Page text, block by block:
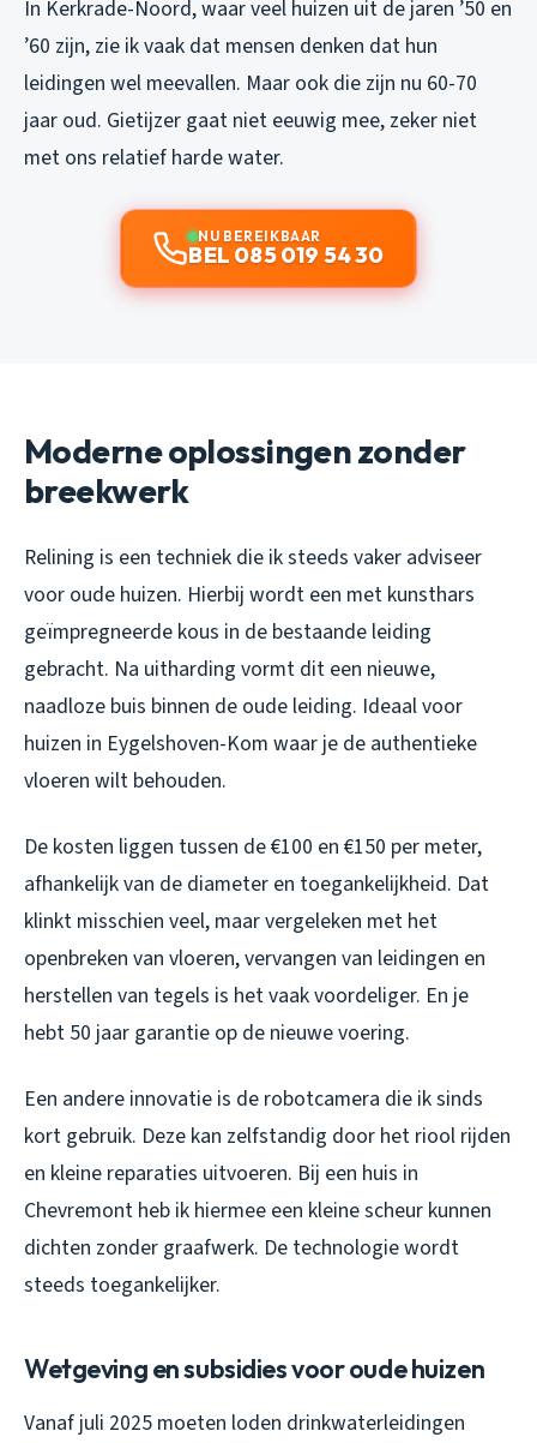
In Kerkrade-Noord, waar veel huizen uit de jaren ’50 en
’60 zijn, zie ik vaak dat mensen denken dat hun
leidingen wel meevallen. Maar ook die zijn nu 60-70
jaar oud. Gietijzer gaat niet eeuwig mee, zeker niet
met ons relatief harde water.
NU BEREIKBAAR
BEL 085 019 54 30
Moderne oplossingen zonder
breekwerk
Relining is een techniek die ik steeds vaker adviseer
voor oude huizen. Hierbij wordt een met kunsthars
geïmpregneerde kous in de bestaande leiding
gebracht. Na uitharding vormt dit een nieuwe,
naadloze buis binnen de oude leiding. Ideaal voor
huizen in Eygelshoven-Kom waar je de authentieke
vloeren wilt behouden.
De kosten liggen tussen de €100 en €150 per meter,
afhankelijk van de diameter en toegankelijkheid. Dat
klinkt misschien veel, maar vergeleken met het
openbreken van vloeren, vervangen van leidingen en
herstellen van tegels is het vaak voordeliger. En je
hebt 50 jaar garantie op de nieuwe voering.
Een andere innovatie is de robotcamera die ik sinds
kort gebruik. Deze kan zelfstandig door het riool rijden
en kleine reparaties uitvoeren. Bij een huis in
Chevremont heb ik hiermee een kleine scheur kunnen
dichten zonder graafwerk. De technologie wordt
steeds toegankelijker.
Wetgeving en subsidies voor oude huizen
Vanaf juli 2025 moeten loden drinkwaterleidingen